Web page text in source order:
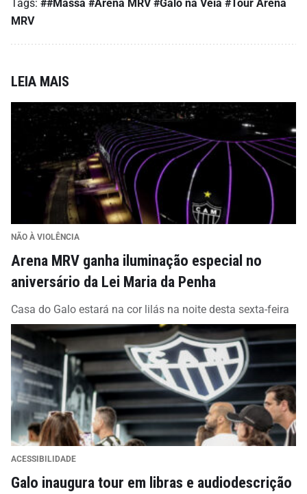
Tags: ##Massa #Arena MRV #Galo na Veia #Tour Arena
MRV
LEIA MAIS
NÃO À VIOLÊNCIA
Arena MRV ganha iluminação especial no
aniversário da Lei Maria da Penha
Casa do Galo estará na cor lilás na noite desta sexta-feira
ACESSIBILIDADE
Galo inaugura tour em libras e audiodescrição